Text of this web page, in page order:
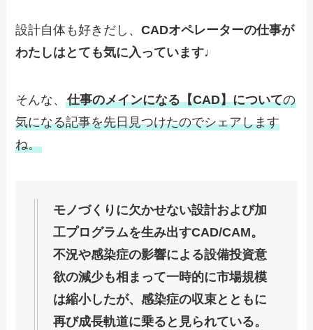
設計自体も好きだし、CADオペレーターの仕事が
わたしはとても気に入っています♩
そんな、仕事のメインになる【CAD】についての
気になる記事を先日見つけたのでシェアします
ね。
モノづくりに欠かせない設計および加
工プログラムを生み出すCAD/CAM。
不況や感染症の影響による設備投資意
欲の減少も相まって一時的に市場規模
は縮小したが、感染症の収束とともに
再び成長軌道に乗ると見られている。